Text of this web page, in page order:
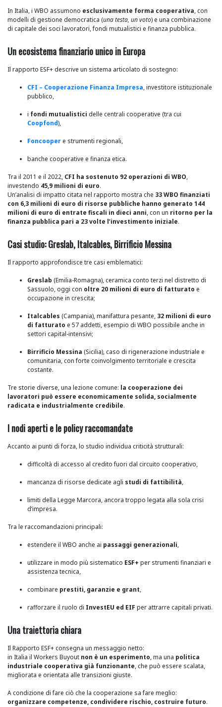
In Italia, i WBO assumono esclusivamente forma cooperativa, con
modelli di gestione democratica (una testa, un voto) e una combinazione
di capitale dei soci lavoratori, fondi mutualistici e finanza pubblica.
Un ecosistema finanziario unico in Europa
Il rapporto ESF+ descrive un sistema articolato di sostegno:
CFI – Cooperazione Finanza Impresa, investitore istituzionale
pubblico,
i fondi mutualistici delle centrali cooperative (tra cui
Coopfond),
Foncoopere strumenti regionali,
banche cooperative e finanza etica.
Tra il 2011 e il 2022, CFI ha sostenuto 92 operazioni di WBO,
investendo 45,9 milioni di euro.
Un’analisi di impatto citata nel rapporto mostra che 33 WBO finanziati
con 6,3 milioni di euro di risorse pubbliche hanno generato 144
milioni di euro di entrate fiscali in dieci anni, con un ritorno per la
finanza pubblica pari a 23 volte l’investimento iniziale.
Casi studio: Greslab, Italcables, Birrificio Messina
Il rapporto approfondisce tre casi emblematici:
Greslab (Emilia-Romagna), ceramica conto terzi nel distretto di
Sassuolo, oggi con oltre 20 milioni di euro di fatturato e
occupazione in crescita;
Italcables (Campania), manifattura pesante, 32 milioni di euro
di fatturato e 57 addetti, esempio di WBO possibile anche in
settori capital-intensivi;
Birrificio Messina (Sicilia), caso di rigenerazione industriale e
comunitaria, con forte coinvolgimento territoriale e crescita
costante.
Tre storie diverse, una lezione comune: la cooperazione dei
lavoratori può essere economicamente solida, socialmente
radicata e industrialmente credibile.
I nodi aperti e le policy raccomandate
Accanto ai punti di forza, lo studio individua criticità strutturali:
difficoltà di accesso al credito fuori dal circuito cooperativo,
mancanza di risorse dedicate agli studi di fattibilità,
limiti della Legge Marcora, ancora troppo legata alla sola crisi
d’impresa.
Tra le raccomandazioni principali:
estendere il WBO anche ai passaggi generazionali,
utilizzare in modo più sistematico ESF+ per strumenti finanziari e
assistenza tecnica,
combinare prestiti, garanzie e grant,
rafforzare il ruolo di InvestEU ed EIF per attrarre capitali privati.
Una traiettoria chiara
Il Rapporto ESF+ consegna un messaggio netto:
in Italia il Workers Buyout non è un esperimento, ma una politica
industriale cooperativa già funzionante, che può essere scalata,
migliorata e orientata alle transizioni giuste.
A condizione di fare ciò che la cooperazione sa fare meglio:
organizzare competenze, condividere rischio, costruire futuro.